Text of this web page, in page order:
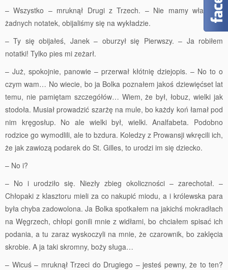
– Wszystko – mruknął Drugi z Trzech. – Nie mamy właściwie
żadnych notatek, obijaliśmy się na wykładzie.
– Ty się obijałeś, Janek – oburzył się Pierwszy. – Ja robiłem
notatki! Tylko pies mi zeżarł.
– Już, spokojnie, panowie – przerwał kłótnię dziejopis. – No to o
czym wam… No wiecie, bo ja Bolka poznałem jakoś dziewięćset lat
temu, nie pamiętam szczegółów… Wiem, że był, łobuz, wielki jak
stodoła. Musiał prowadzić szarżę na mule, bo każdy koń łamał pod
nim kręgosłup. No ale wielki był, wielki. Analfabeta. Podobno
rodzice go wymodlili, ale to bzdura. Koledzy z Prowansji wkręcili ich,
że jak zawiozą podarek do St. Gilles, to urodzi im się dziecko.
– No i?
– No i urodziło się. Niezły zbieg okoliczności – zarechotał. –
Chłopaki z klasztoru mieli za co nakupić miodu, a i królewska para
była chyba zadowolona. Ja Bolka spotkałem na jakichś mokradłach
na Węgrzech, chłopi gonili mnie z widłami, bo chciałem spisać ich
podania, a tu zaraz wyskoczyli na mnie, że czarownik, bo zaklęcia
skrobie. A ja taki skromny, boży sługa…
– Wicuś – mruknął Trzeci do Drugiego – jesteś pewny, że to ten?